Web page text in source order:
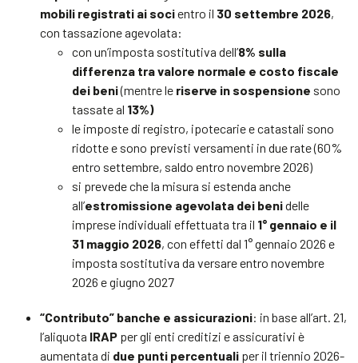
mobili registrati ai socientro il 30 settembre 2026,
con tassazione agevolata:
con un’imposta sostitutiva dell’8% sulla
differenza tra valore normale e costo fiscale
dei beni(mentre le riserve in sospensione sono
tassate al 13%)
le imposte di registro, ipotecarie e catastali sono
ridotte e sono previsti versamenti in due rate (60%
entro settembre, saldo entro novembre 2026)
si prevede che la misura si estenda anche
all’estromissione agevolata dei benidelle
imprese individuali effettuata tra il 1° gennaio e il
31 maggio 2026, con effetti dal 1° gennaio 2026 e
imposta sostitutiva da versare entro novembre
2026 e giugno 2027
“Contributo” banche e assicurazioni: in base all’art. 21,
l’aliquota IRAP per gli enti creditizi e assicurativi è
aumentata di due punti percentuali per il triennio 2026-